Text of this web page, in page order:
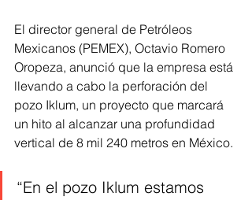
El director general de Petróleos
Mexicanos (PEMEX), Octavio Romero
Oropeza, anunció que la empresa está
llevando a cabo la perforación del
pozo Iklum, un proyecto que marcará
un hito al alcanzar una profundidad
vertical de 8 mil 240 metros en México.
“En el pozo Iklum estamos